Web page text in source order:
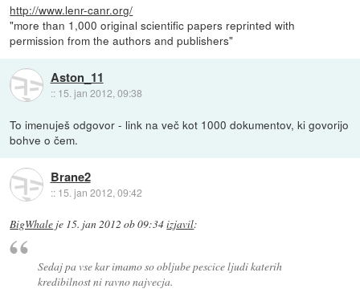
http://www.lenr-canr.org/
"more than 1,000 original scientific papers reprinted with
permission from the authors and publishers"
Aston_11
:: 15. jan 2012, 09:38
To imenuješ odgovor - link na več kot 1000 dokumentov, ki govorijo
bohve o čem.
Brane2
:: 15. jan 2012, 09:42
BigWhale je 15. jan 2012 ob 09:34izjavil:
Sedaj pa vse kar imamo so obljube pescice ljudi katerih
kredibilnost ni ravno najvecja.